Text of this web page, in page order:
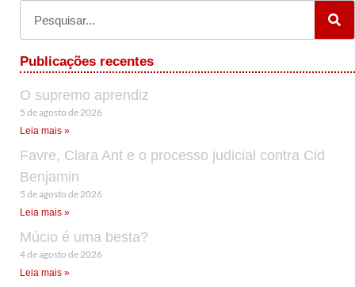
Publicações recentes
O supremo aprendiz
5 de agosto de 2026
Leia mais »
Favre, Clara Ant e o processo judicial contra Cid
Benjamin
5 de agosto de 2026
Leia mais »
Múcio é uma besta?
4 de agosto de 2026
Leia mais »